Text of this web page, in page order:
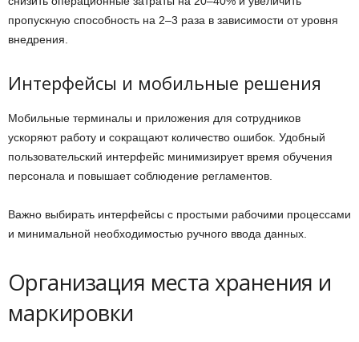
пропускную способность на 2–3 раза в зависимости от уровня
внедрения.
Интерфейсы и мобильные решения
Мобильные терминалы и приложения для сотрудников
ускоряют работу и сокращают количество ошибок. Удобный
пользовательский интерфейс минимизирует время обучения
персонала и повышает соблюдение регламентов.
Важно выбирать интерфейсы с простыми рабочими процессами
и минимальной необходимостью ручного ввода данных.
Организация места хранения и
маркировки